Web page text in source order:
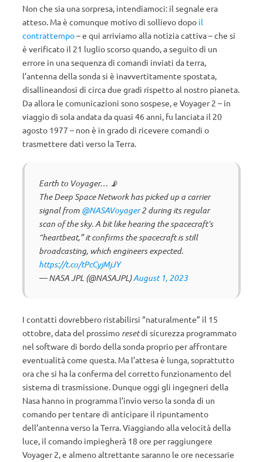
Non che sia una sorpresa, intendiamoci: il segnale era
atteso. Ma è comunque motivo di sollievo dopo il
contrattempo– e qui arriviamo alla notizia cattiva – che si
è verificato il 21 luglio scorso quando, a seguito di un
errore in una sequenza di comandi inviati da terra,
l’antenna della sonda si è inavvertitamente spostata,
disallineandosi di circa due gradi rispetto al nostro pianeta.
Da allora le comunicazioni sono sospese, e Voyager 2 – in
viaggio di sola andata da quasi 46 anni, fu lanciata il 20
agosto 1977 ­– non è in grado di ricevere comandi o
trasmettere dati verso la Terra.
Earth to Voyager… 📡
The Deep Space Network has picked up a carrier
signal from @NASAVoyager2 during its regular
scan of the sky. A bit like hearing the spacecraft’s
“heartbeat,” it confirms the spacecraft is still
broadcasting, which engineers expected.
https://t.co/tPcCyjMjJY
— NASA JPL (@NASAJPL)August 1, 2023
I contatti dovrebbero ristabilirsi “naturalmente” il 15
ottobre, data del prossimo resetdi sicurezza programmato
nel software di bordo della sonda proprio per affrontare
eventualità come questa. Ma l’attesa è lunga, soprattutto
ora che si ha la conferma del corretto funzionamento del
sistema di trasmissione. Dunque oggi gli ingegneri della
Nasa hanno in programma l’invio verso la sonda di un
comando per tentare di anticipare il ripuntamento
dell’antenna verso la Terra. Viaggiando alla velocità della
luce, il comando impiegherà 18 ore per raggiungere
Voyager 2, e almeno altrettante saranno le ore necessarie